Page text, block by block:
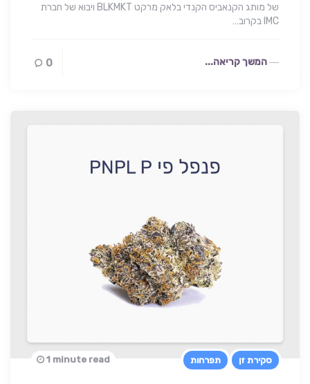
של מותג הקנאביס הקנדי בלאק מרקט BLKMKT ויבוא של חברת
IMC בקרוב…
המשך קריאה... 0
סקירת זן תפרחות 1 minute read